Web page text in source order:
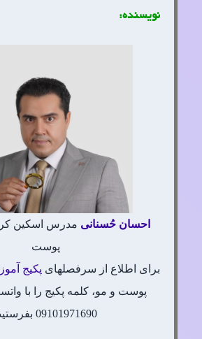
نویسنده:
احسان حُسنانی مدرس اسکین کر
پوست
برای اطلاع از سرفصلهای پکیج
پوست و مو، کلمه پکیج را با
09101971690 بفرستید.